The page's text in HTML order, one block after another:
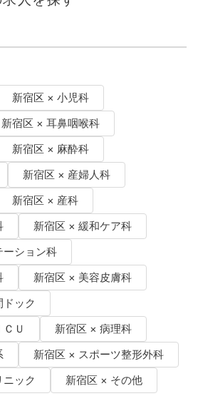
新宿区 × 小児科
新宿区 × 耳鼻咽喉科
新宿区 × 麻酔科
新宿区 × 産婦人科
新宿区 × 産科
新宿区 × 緩和ケア科
ーション科
新宿区 × 美容皮膚科
ック
Ｕ
新宿区 × 病理科
新宿区 × スポーツ整形外科
ック
新宿区 × その他